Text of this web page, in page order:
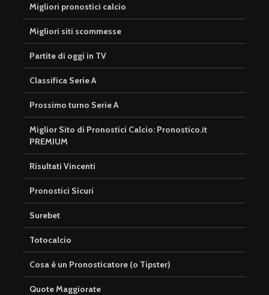
Migliori pronostici calcio
Migliori siti scommesse
Partite di oggi in TV
Classifica Serie A
Prossimo turno Serie A
Miglior Sito di Pronostici Calcio: Pronostico.it
PREMIUM
Risultati Vincenti
Pronostici Sicuri
Surebet
Totocalcio
Cosa è un Pronosticatore (o Tipster)
Quote Maggiorate